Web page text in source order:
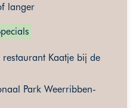
langer
Kaatje bij de
Park Weerribben-